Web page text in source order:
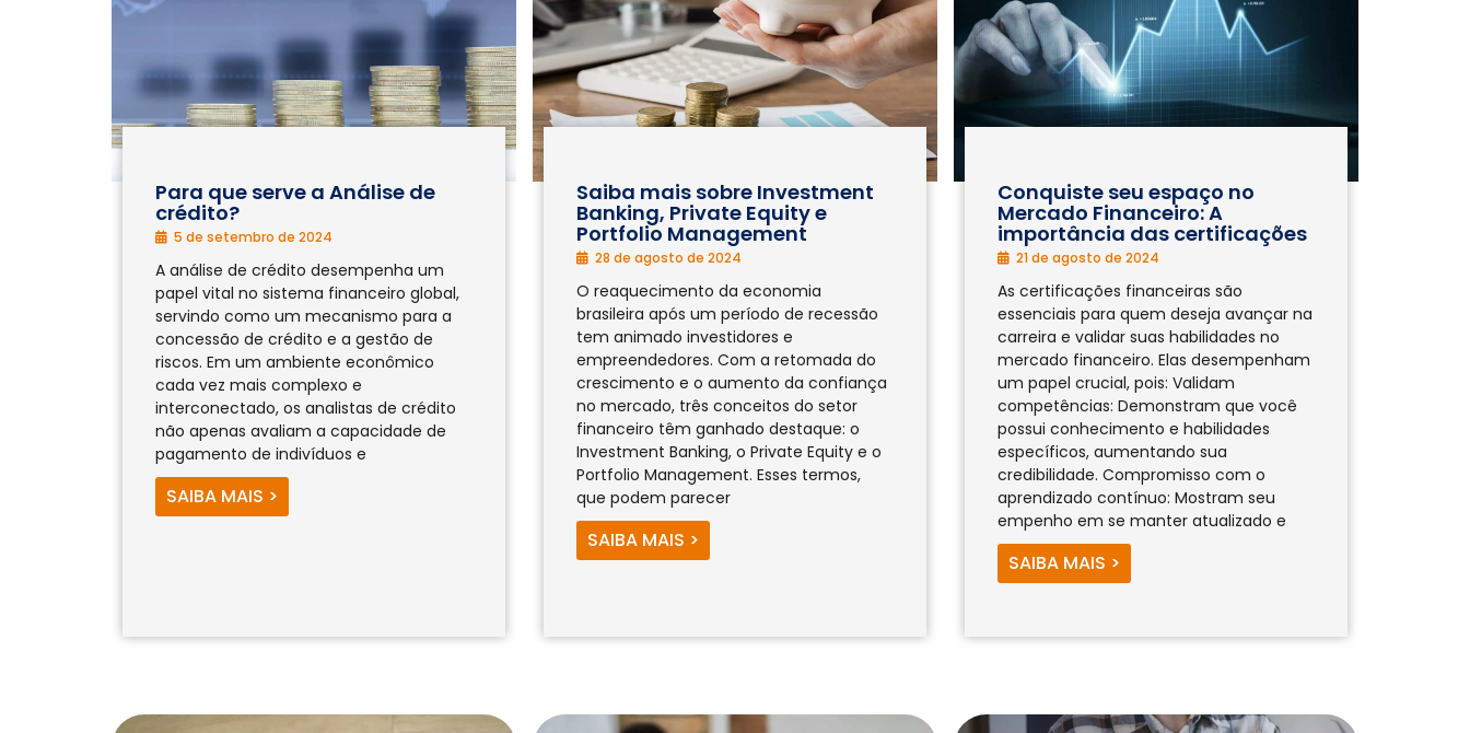
Modelagem Financeira Aplicada
Curso Avan. de Análise de Crédito
M&A – Fusões e Aquisições
Ver todos (+50 cursos)
Tesouraria Bancária
Para que serve a Análise de
crédito?
5 de setembro de 2024
A análise de crédito desempenha um
papel vital no sistema financeiro global,
servindo como um mecanismo para a
concessão de crédito e a gestão de
riscos. Em um ambiente econômico
cada vez mais complexo e
interconectado, os analistas de crédito
não apenas avaliam a capacidade de
pagamento de indivíduos e
SAIBA MAIS >
Saiba mais sobre Investment
Banking, Private Equity e
Portfolio Management
28 de agosto de 2024
O reaquecimento da economia
brasileira após um período de recessão
tem animado investidores e
empreendedores. Com a retomada do
crescimento e o aumento da confiança
no mercado, três conceitos do setor
financeiro têm ganhado destaque: o
Investment Banking, o Private Equity e o
Portfolio Management. Esses termos,
que podem parecer
SAIBA MAIS >
Conquiste seu espaço no
Mercado Financeiro: A
importância das certificações
21 de agosto de 2024
As certificações financeiras são
essenciais para quem deseja avançar na
carreira e validar suas habilidades no
mercado financeiro. Elas desempenham
um papel crucial, pois: Validam
competências: Demonstram que você
possui conhecimento e habilidades
específicos, aumentando sua
credibilidade. Compromisso com o
aprendizado contínuo: Mostram seu
empenho em se manter atualizado e
SAIBA MAIS >